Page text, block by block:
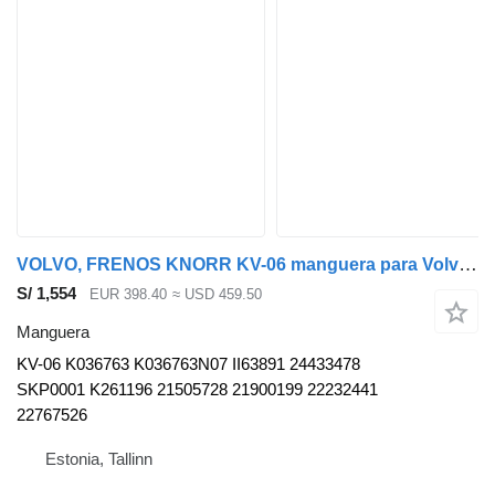
VOLVO, FRENOS KNORR KV-06 manguera para Volvo B5LH, B0E (2008-) autobús
S/ 1,554 EUR 398.40 ≈ USD 459.50
Manguera
KV-06 K036763 K036763N07 II63891 24433478
SKP0001 K261196 21505728 21900199 22232441
22767526
Estonia, Tallinn